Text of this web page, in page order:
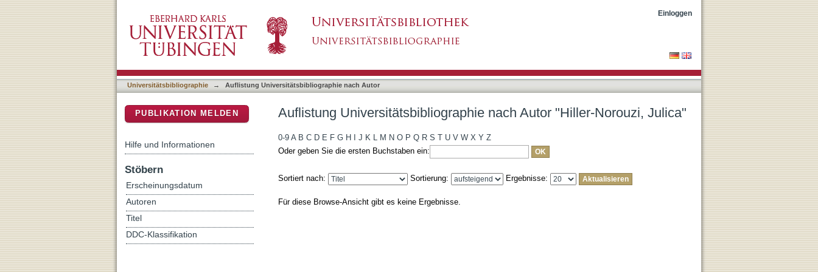
Einloggen
Universitätsbibliographie → Auflistung Universitätsbibliographie nach Autor
Auflistung Universitätsbibliographie nach Autor "Hiller-Norouzi, Julica"
0-9 A B C D E F G H J K L M N O P Q R S T U V W X Y Z
Oder geben Sie die ersten Buchstaben ein:
Sortiert nach: Sortierung: Ergebnisse:
Für diese Browse-Ansicht gibt es keine Ergebnisse.
PUBLIKATION MELDEN
Hilfe und Informationen
Stöbern
Erscheinungsdatum
Autoren
Titel
DDC-Klassifikation